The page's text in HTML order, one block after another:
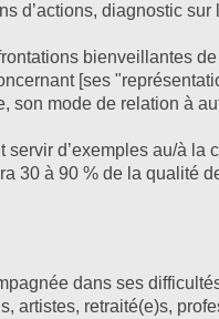
d’actions, diagnostic
bienveillantes
[ses
son mode de relation à
d’exemples au/à la
30 à 90 % de la qualité
dans ses
artistes, retraité(e)s,